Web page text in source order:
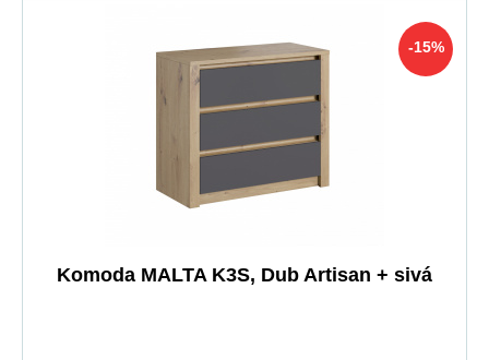
-15%
Komoda MALTA K3S, Dub Artisan + sivá